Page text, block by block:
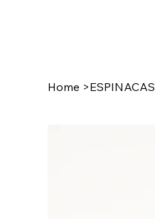
Home >ESPINACAS